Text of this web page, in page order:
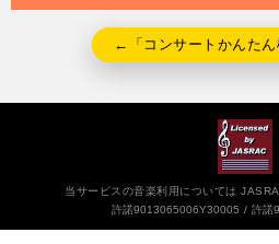
←「コンサートかんたん
当サービスの音楽利用については
許諾9013065006Y30005
許諾